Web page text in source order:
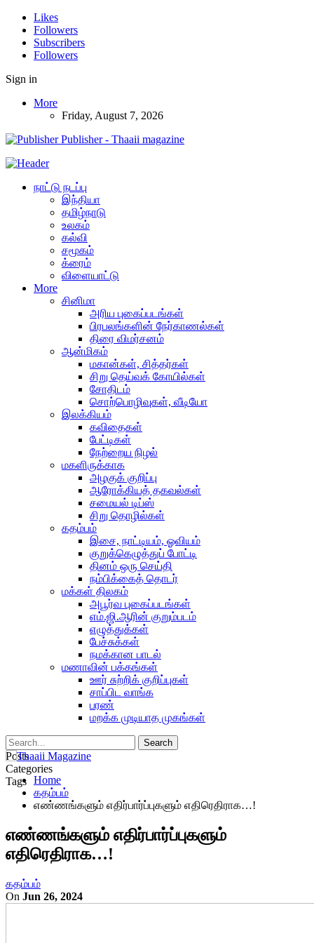
Likes
Followers
Subscribers
Followers
Sign in
More
Friday, August 7, 2026
Publisher - Thaaii magazine
நாட்டு நடப்பு
இந்தியா
தமிழ்நாடு
உலகம்
கல்வி
சமூகம்
க்ரைம்
விளையாட்டு
More
சினிமா
அரிய புகைப்படங்கள்
பிரபலங்களின் நேர்காணல்கள்
திரை விமர்சனம்
ஆன்மிகம்
மகான்கள், சித்தர்கள்
சிறு தெய்வக் கோயில்கள்
சோதிடம்
சொற்பொழிவுகள், வீடியோ
இலக்கியம்
கவிதைகள்
பேட்டிகள்
நேற்றைய நிழல்
மகளிருக்காக
அழகுக் குறிப்பு
ஆரோக்கியத் தகவல்கள்
சமையல் டிப்ஸ்
சிறு தொழில்கள்
கதம்பம்
இசை, நாட்டியம், ஓவியம்
குறுக்கெழுத்துப் போட்டி
தினம் ஒரு செய்தி
நம்பிக்கைத் தொடர்
மக்கள் திலகம்
அபூர்வ புகைப்படங்கள்
எம்.ஜி.ஆரின் குறும்படம்
எழுத்துக்கள்
பேச்சுக்கள்
நமக்கான பாடல்
மணாவின் பக்கங்கள்
ஊர் சுற்றிக் குறிப்புகள்
சாப்பிட வாங்க
பரண்
மறக்க முடியாத முகங்கள்
Posts
Categories
Tags Home
கதம்பம்
எண்ணங்களும் எதிர்பார்ப்புகளும் எதிரெதிராக…!
எண்ணங்களும் எதிர்பார்ப்புகளும்
எதிரெதிராக…!
கதம்பம்
On Jun 26, 2024